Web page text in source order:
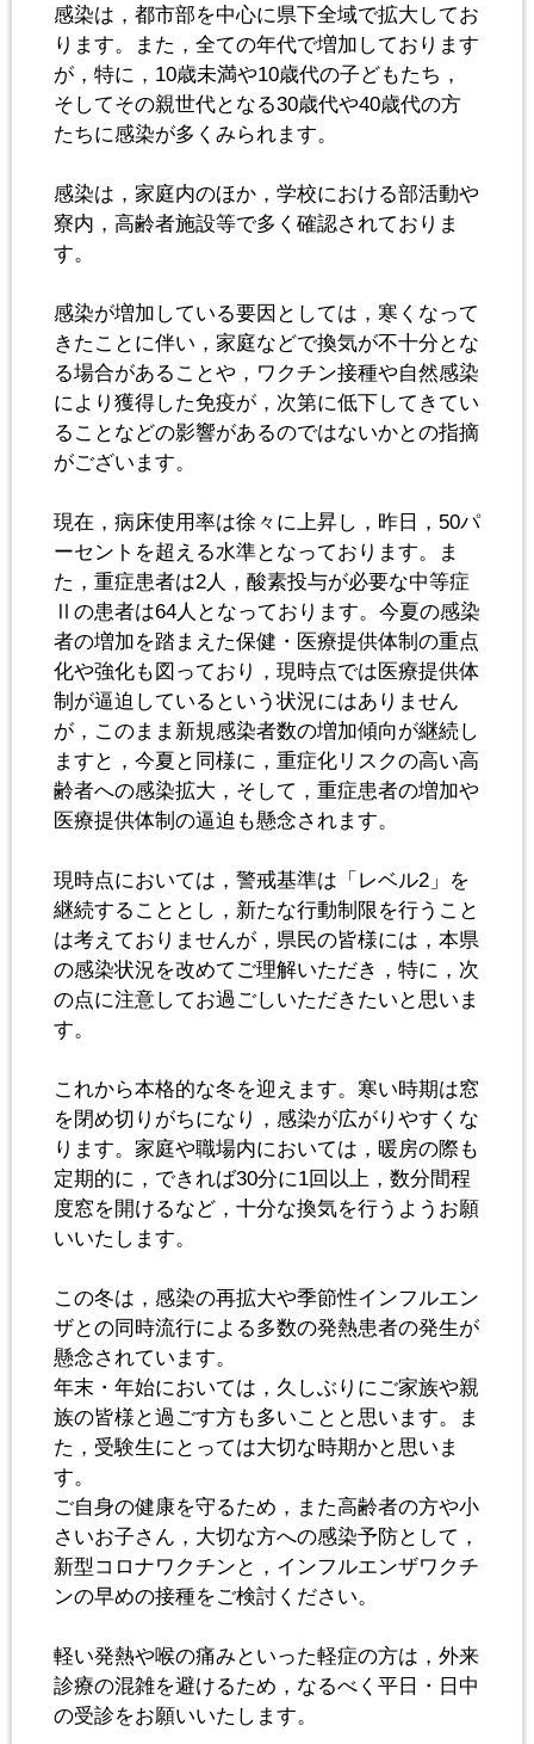
感染は，都市部を中心に県下全域で拡大してお
ります。また，全ての年代で増加しております
が，特に，10歳未満や10歳代の子どもたち，
そしてその親世代となる30歳代や40歳代の方
たちに感染が多くみられます。
感染は，家庭内のほか，学校における部活動や
寮内，高齢者施設等で多く確認されておりま
す。
感染が増加している要因としては，寒くなって
きたことに伴い，家庭などで換気が不十分とな
る場合があることや，ワクチン接種や自然感染
により獲得した免疫が，次第に低下してきてい
ることなどの影響があるのではないかとの指摘
がございます。
現在，病床使用率は徐々に上昇し，昨日，50パ
ーセントを超える水準となっております。ま
た，重症患者は2人，酸素投与が必要な中等症
Ⅱの患者は64人となっております。今夏の感染
者の増加を踏まえた保健・医療提供体制の重点
化や強化も図っており，現時点では医療提供体
制が逼迫しているという状況にはありません
が，このまま新規感染者数の増加傾向が継続し
ますと，今夏と同様に，重症化リスクの高い高
齢者への感染拡大，そして，重症患者の増加や
医療提供体制の逼迫も懸念されます。
現時点においては，警戒基準は「レベル2」を
継続することとし，新たな行動制限を行うこと
は考えておりませんが，県民の皆様には，本県
の感染状況を改めてご理解いただき，特に，次
の点に注意してお過ごしいただきたいと思いま
す。
これから本格的な冬を迎えます。寒い時期は窓
を閉め切りがちになり，感染が広がりやすくな
ります。家庭や職場内においては，暖房の際も
定期的に，できれば30分に1回以上，数分間程
度窓を開けるなど，十分な換気を行うようお願
いいたします。
この冬は，感染の再拡大や季節性インフルエン
ザとの同時流行による多数の発熱患者の発生が
懸念されています。
年末・年始においては，久しぶりにご家族や親
族の皆様と過ごす方も多いことと思います。ま
た，受験生にとっては大切な時期かと思いま
す。
ご自身の健康を守るため，また高齢者の方や小
さいお子さん，大切な方への感染予防として，
新型コロナワクチンと，インフルエンザワクチ
ンの早めの接種をご検討ください。
軽い発熱や喉の痛みといった軽症の方は，外来
診療の混雑を避けるため，なるべく平日・日中
の受診をお願いいたします。